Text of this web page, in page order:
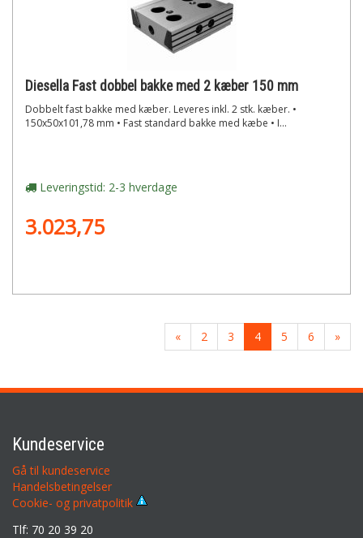
Diesella Fast dobbel bakke med 2 kæber 150 mm
Dobbelt fast bakke med kæber. Leveres inkl. 2 stk. kæber. •
150x50x101,78 mm • Fast standard bakke med kæbe • I...
Leveringstid: 2-3 hverdage
3.023,75
« 2 3 4 5 6 »
Kundeservice
Gå til kundeservice
Handelsbetingelser
Cookie- og privatpolitik
Tlf: 70 20 39 20